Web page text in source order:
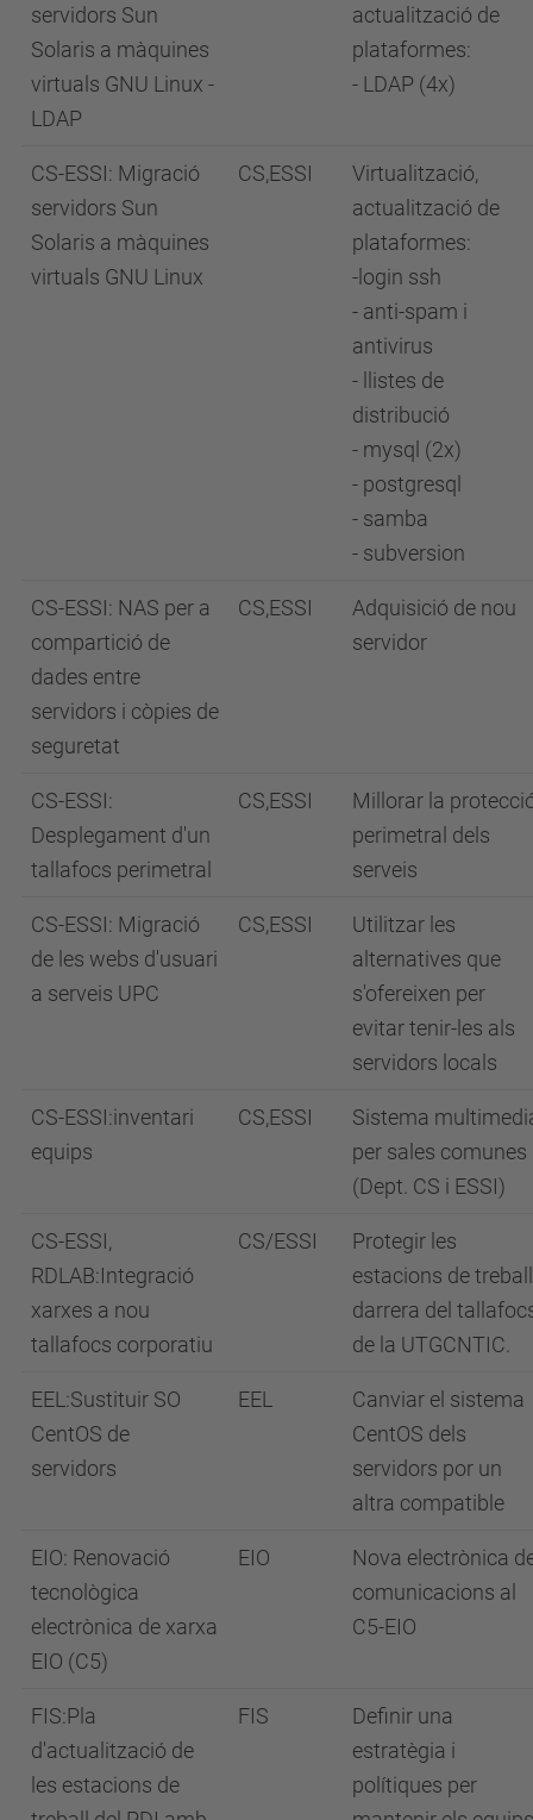
servidors Sun
Solaris a màquines
virtuals GNU Linux -
LDAP
actualització de
plataformes:
- LDAP (4x)
CS-ESSI: Migració
servidors Sun
Solaris a màquines
virtuals GNU Linux
CS,ESSI
Virtualització,
actualització de
plataformes:
-login ssh
- anti-spam i
antivirus
- llistes de
distribució
- mysql (2x)
- postgresql
- samba
- subversion
CS-ESSI: NAS per a
compartició de
dades entre
servidors i còpies de
seguretat
CS,ESSI
Adquisició de nou
servidor
CS-ESSI:
Desplegament d'un
tallafocs perimetral
CS,ESSI
Millorar la
perimetral dels
serveis
CS-ESSI: Migració
de les webs d'usuari
a serveis UPC
CS,ESSI
Utilitzar les
alternatives que
s'ofereixen per
evitar tenir-les als
servidors locals
CS-ESSI:inventari
equips
CS,ESSI
Sistema
per sales comunes
(Dept. CS i ESSI)
CS-ESSI,
RDLAB:Integració
xarxes a nou
tallafocs corporatiu
CS/ESSI
Protegir les
estacions de treball
darrera del
de la UTGCNTIC.
EEL:Sustituir SO
CentOS de
servidors
EEL
Canviar el sistema
CentOS dels
servidors por un
altra compatible
EIO: Renovació
tecnològica
electrònica de xarxa
EIO (C5)
EIO
Nova electrònica
comunicacions al
C5-EIO
FIS:Pla
d'actualització de
les estacions de
FIS
Definir una
estratègia i
polítiques per